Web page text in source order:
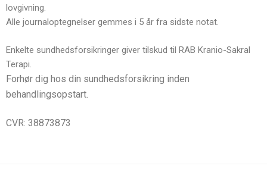
lovgivning.
Alle journaloptegnelser gemmes i 5 år fra sidste notat.
Enkelte sundhedsforsikringer giver tilskud til RAB Kranio-Sakral
Terapi.
Forhør dig hos din sundhedsforsikring inden
behandlingsopstart.
CVR: 38873873